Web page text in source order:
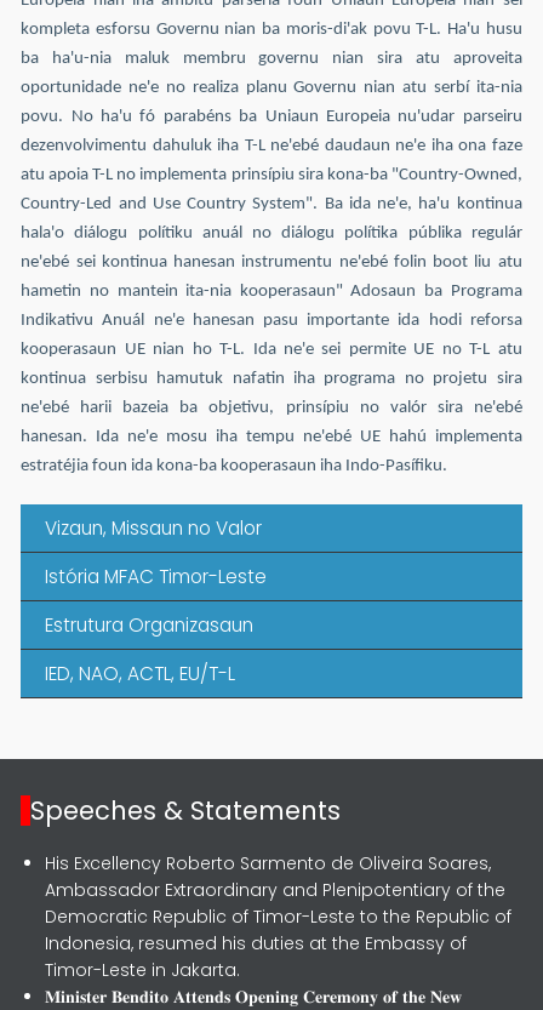
kompleta esforsu Governu nian ba moris-di'ak povu T-L. Ha'u husu
ba ha'u-nia maluk membru governu nian sira atu aproveita
oportunidade ne'e no realiza planu Governu nian atu serbí ita-nia
povu. No ha'u fó parabéns ba Uniaun Europeia nu'udar parseiru
dezenvolvimentu dahuluk iha T-L ne'ebé daudaun ne'e iha ona faze
atu apoia T-L no implementa prinsípiu sira kona-ba "Country-Owned,
Country-Led and Use Country System". Ba ida ne'e, ha'u kontinua
hala'o diálogu polítiku anuál no diálogu polítika públika regulár
ne'ebé sei kontinua hanesan instrumentu ne'ebé folin boot liu atu
hametin no mantein ita-nia kooperasaun" Adosaun ba Programa
Indikativu Anuál ne'e hanesan pasu importante ida hodi reforsa
kooperasaun UE nian ho T-L. Ida ne'e sei permite UE no T-L atu
kontinua serbisu hamutuk nafatin iha programa no projetu sira
ne'ebé harii bazeia ba objetivu, prinsípiu no valór sira ne'ebé
hanesan. Ida ne'e mosu iha tempu ne'ebé UE hahú implementa
estratéjia foun ida kona-ba kooperasaun iha Indo-Pasífiku.
Vizaun, Missaun no Valor
Istória MFAC Timor-Leste
Estrutura Organizasaun
IED, NAO, ACTL, EU/T-L
Speeches & Statements
His Excellency Roberto Sarmento de Oliveira Soares,
Ambassador Extraordinary and Plenipotentiary of the
Democratic Republic of Timor-Leste to the Republic of
Indonesia, resumed his duties at the Embassy of
Timor-Leste in Jakarta.
𝐌𝐢𝐧𝐢𝐬𝐭𝐞𝐫 𝐁𝐞𝐧𝐝𝐢𝐭𝐨 𝐀𝐭𝐭𝐞𝐧𝐝𝐬 𝐎𝐩𝐞𝐧𝐢𝐧𝐠 𝐂𝐞𝐫𝐞𝐦𝐨𝐧𝐲 𝐨𝐟 𝐭𝐡𝐞 𝐍𝐞𝐰